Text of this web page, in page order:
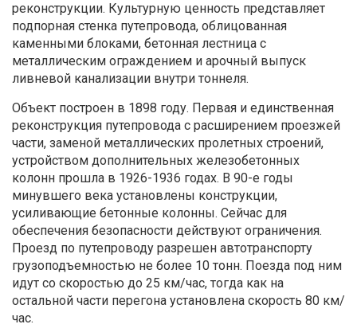
реконструкции. Культурную ценность представляет
подпорная стенка путепровода, облицованная
каменными блоками, бетонная лестница с
металлическим ограждением и арочный выпуск
ливневой канализации внутри тоннеля.
Объект построен в 1898 году. Первая и единственная
реконструкция путепровода с расширением проезжей
части, заменой металлических пролетных строений,
устройством дополнительных железобетонных
колонн прошла в 1926-1936 годах. В 90-е годы
минувшего века установлены конструкции,
усиливающие бетонные колонны. Сейчас для
обеспечения безопасности действуют ограничения.
Проезд по путепроводу разрешен автотранспорту
грузоподъемностью не более 10 тонн. Поезда под ним
идут со скоростью до 25 км/час, тогда как на
остальной части перегона установлена скорость 80 км/
час.